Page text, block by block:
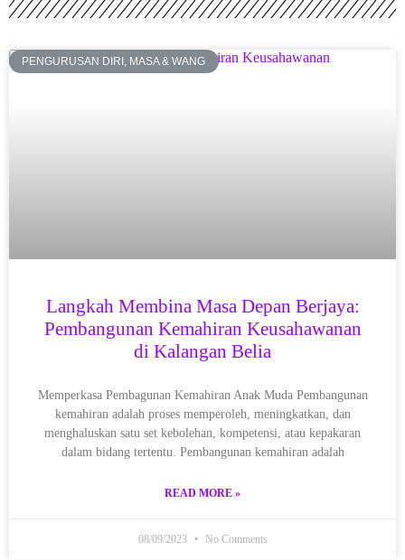
PENGURUSAN DIRI, MASA & WANG
Langkah Membina Masa Depan Berjaya:
Pembangunan Kemahiran Keusahawanan
di Kalangan Belia
Memperkasa Pembagunan Kemahiran Anak Muda Pembangunan
kemahiran adalah proses memperoleh, meningkatkan, dan
menghaluskan satu set kebolehan, kompetensi, atau kepakaran
dalam bidang tertentu. Pembangunan kemahiran adalah
READ MORE »
08/09/2023 No Comments